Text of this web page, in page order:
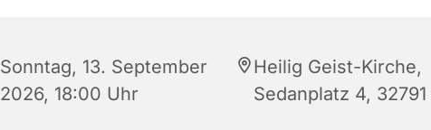
Sonntag, 13. September
2026, 18:00 Uhr
Heilig Geist-Kirche,
Sedanplatz 4,